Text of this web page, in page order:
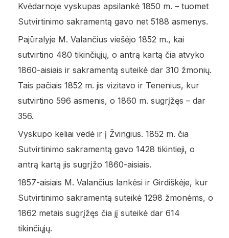
Kvėdarnoje vyskupas apsilankė 1850 m. – tuomet
Sutvirtinimo sakramentą gavo net 5188 asmenys.
Pajūralyje M. Valančius viešėjo 1852 m., kai
sutvirtino 480 tikinčiųjų, o antrą kartą čia atvyko
1860-aisiais ir sakramentą suteikė dar 310 žmonių.
Tais pačiais 1852 m. jis vizitavo ir Tenenius, kur
sutvirtino 596 asmenis, o 1860 m. sugrįžęs – dar
356.
Vyskupo keliai vedė ir į Žvingius. 1852 m. čia
Sutvirtinimo sakramentą gavo 1428 tikintieji, o
antrą kartą jis sugrįžo 1860-aisiais.
1857-aisiais M. Valančius lankėsi ir Girdiškėje, kur
Sutvirtinimo sakramentą suteikė 1298 žmonėms, o
1862 metais sugrįžęs čia jį suteikė dar 614
tikinčiųjų.